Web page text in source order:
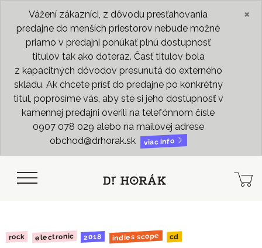
Vážení zákazníci, z dôvodu presťahovania
predajne do menších priestorov nebude možné
priamo v predajni ponúkať plnú dostupnosť
titulov tak ako doteraz. Časť titulov bola
z kapacitných dôvodov presunutá do externého
skladu. Ak chcete prísť do predajne po konkrétny
titul, poprosíme vás, aby ste si jeho dostupnosť v
kamennej predajni overili na telefónnom čísle
0907 078 029 alebo na mailovej adrese
obchod@drhorak.sk
viac info
×
rock electronic 2018 indies scope cd